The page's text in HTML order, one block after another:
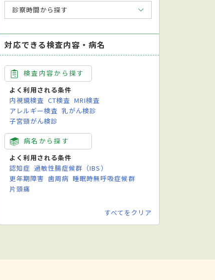
診察時間から探す
対応できる検査内容・病名
検査内容から探す
よく利用される条件
内視鏡検査 CT検査 MRI検査
アレルギー検査 乳がん検診
子宮頸がん検診
病名から探す
よく利用される条件
認知症 過敏性腸症候群（IBS）
更年期障害 歯周病 睡眠時無呼吸症候群
片頭痛
すべてをクリア